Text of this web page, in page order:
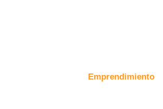
Emprendimiento